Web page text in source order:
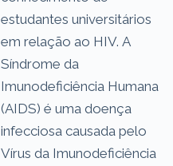
estudantes universitários
em relação ao HIV. A
Síndrome da
Imunodeficiência Humana
(AIDS) é uma doença
infecciosa causada pelo
Vírus da Imunodeficiência